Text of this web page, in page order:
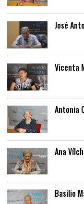
José
Vicenta
Antonia
Ana
Basilio